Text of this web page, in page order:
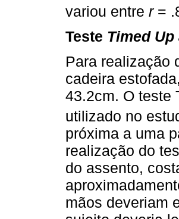
variou entre r=
Teste Timed Up
Para realização
cadeira
43.2cm. O teste
utilizado no
próxima a uma
realização do
do assento,
mãos deveriam